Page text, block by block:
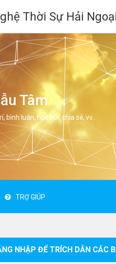
Thời Sự Hải
Tâm
bình luân, học hỏi, chia sẻ, vv.
TRỢ GIÚP
NHẬP ĐỂ TRÍCH DẪN CÁC